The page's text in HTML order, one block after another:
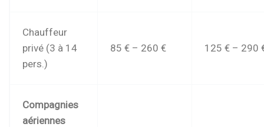
Chauffeur
privé (3 à 14
pers.)
85 € – 260 € 125 € – 290
Compagnies
aériennes